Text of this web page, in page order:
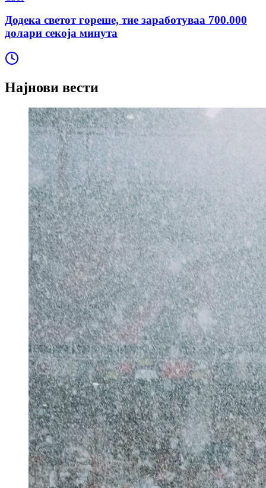
Додека светот гореше, тие заработуваа 700.000
долари секоја минута
Најнови вести